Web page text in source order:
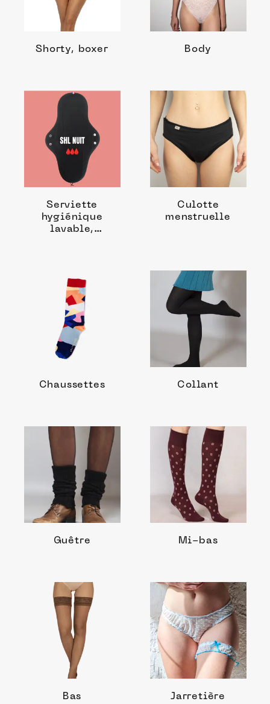
Shorty, boxer Body
Serviette
hygiénique
lavable,
Culotte
menstruelle
Chaussettes Collant
Guêtre Mi-bas
Bas Jarretière